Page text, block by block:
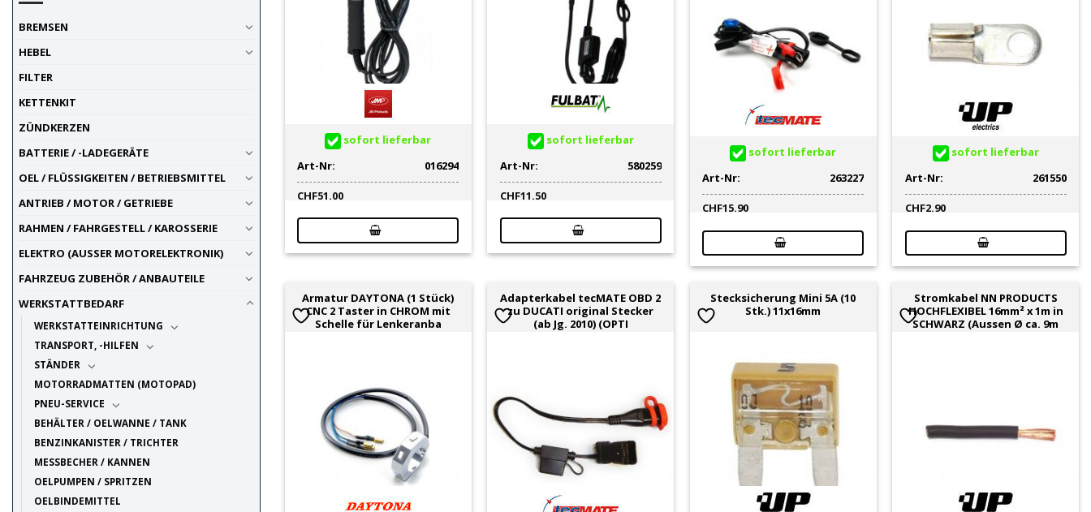
ROHRLUX
SCOTCHLOK
SHIDO
UNITEC
UP ACCESSORY
UP ELECTRICS
ZECA
1
ZETEK
1
Kabelschutz / -Protektor
Kabelverbinder / Stecker
Schalter (universal)
Schalter, Schaltereinheit,
Sicherungen / -Kasten
Sicherungen / Sicherungskasten
Werkzeuge 1
BREMSEN
HEBEL
FILTER
KETTENKIT
ZÜNDKERZEN
BATTERIE / -LADEGERÄTE
OEL / FLÜSSIGKEITEN / BETRIEBSMITTEL
ANTRIEB / MOTOR / GETRIEBE
RAHMEN / FAHRGESTELL / KAROSSERIE
ELEKTRO (AUSSER MOTORELEKTRONIK)
FAHRZEUG ZUBEHÖR / ANBAUTEILE
WERKSTATTBEDARF
WERKSTATTEINRICHTUNG
TRANSPORT, -HILFEN
STÄNDER
MOTORRADMATTEN (MOTOPAD)
PNEU-SERVICE
BEHÄLTER / OELWANNE / TANK
BENZINKANISTER / TRICHTER
MESSBECHER / KANNEN
OELPUMPEN / SPRITZEN
OELBINDEMITTEL
sofort lieferbar
Art-Nr:
016294
CHF51.00
sofort lieferbar
Art-Nr:
580259
CHF11.50
sofort lieferbar
Art-Nr:
263227
CHF15.90
sofort lieferbar
Art-Nr:
261550
CHF2.90
Armatur DAYTONA (1 Stück)
CNC 2 Taster in CHROM mit
Schelle für Lenkeranba
Adapterkabel tecMATE OBD 2
zu DUCATI original Stecker
(ab Jg. 2010) (OPTI
Stecksicherung Mini 5A (10
Stk.) 11x16mm
Stromkabel NN PRODUCTS
HOCHFLEXIBEL 16mm² x 1m in
SCHWARZ (Aussen Ø ca. 9m